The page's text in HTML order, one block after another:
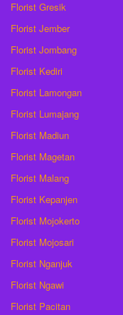
Florist Gresik
Florist Jember
Florist Jombang
Florist Kediri
Florist Lamongan
Florist Lumajang
Florist Madiun
Florist Magetan
Florist Malang
Florist Kepanjen
Florist Mojokerto
Florist Mojosari
Florist Nganjuk
Florist Ngawi
Florist Pacitan